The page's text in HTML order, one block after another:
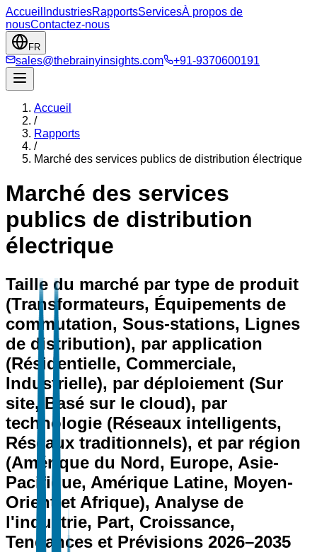
Accueil IndustriesRapportsServicesÀ propos de
nousContactez-nous
FR
sales@thebrainyinsights.com +91-9370600191
Accueil
/
Rapports
/
Marché des services publics de distribution électrique
Marché des services
publics de distribution
électrique
Taille du marché par type de produit
(Transformateurs, Équipements de
commutation, Sous-stations, Lignes
de distribution), par application
(Résidentielle, Commerciale,
Industrielle), par déploiement (Sur
site, Basé sur le cloud), par
technologie (Réseaux intelligents,
Réseaux traditionnels), et par région
(Amérique du Nord, Europe, Asie-
Pacifique, Amérique Latine, Moyen-
Orient et Afrique), Analyse de
l'industrie, Part, Croissance,
Tendances et Prévisions 2026–2035